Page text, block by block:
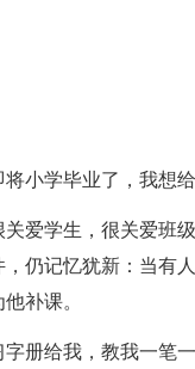
学毕业了，我想给
学生，很关爱班
仍记忆犹新：当有
补课。
给我，教我一笔一